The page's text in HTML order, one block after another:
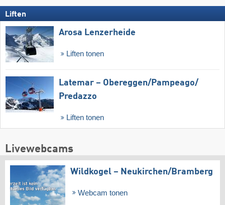
Liften
Arosa Lenzerheide
Liften tonen
Latemar – Obereggen/​Pampeago/​
Predazzo
Liften tonen
Livewebcams
Wildkogel – Neukirchen/​Bramberg
Webcam tonen